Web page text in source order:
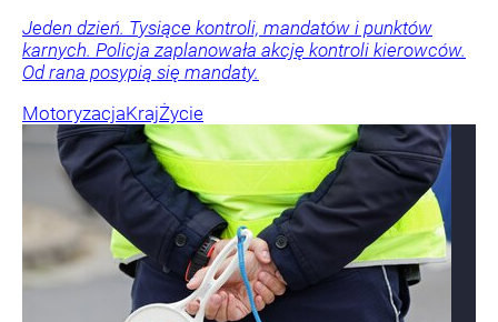
Jeden dzień. Tysiące kontroli, mandatów i punktów
karnych. Policja zaplanowała akcję kontroli kierowców.
Od rana posypią się mandaty.
MotoryzacjaKrajŻycie